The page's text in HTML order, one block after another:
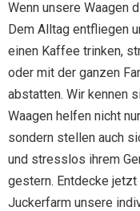
Wenn unsere Waagen
Dem Alltag entfliegen
einen Kaffee trinken,
oder mit der ganzen
abstatten. Wir kennen
Waagen helfen nicht
sondern stellen auch
und stresslos ihrem
gestern. Entdecke
Juckerfarm unsere